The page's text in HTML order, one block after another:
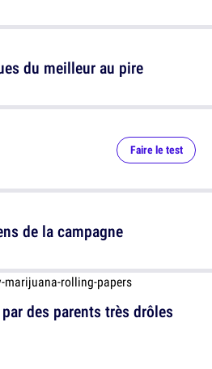
du meilleur au pire
des parents très drôles
Faire le test
de la campagne